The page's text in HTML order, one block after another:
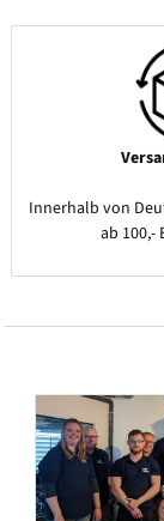
Innerhalb von
ab 100,-